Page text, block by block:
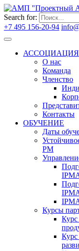
Search for:
+7 495 156-20-94
АССОЦИАЦИЯ
О нас
Команда
Членство
Контакты
ОБУЧЕНИЕ
Даты
PM
Курсы
Курс